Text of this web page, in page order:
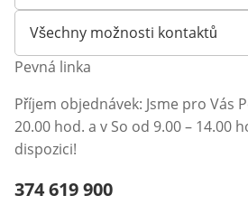
Všechny možnosti kontaktů
Pevná linka
Příjem objednávek: Jsme pro Vás
20.00 hod. a v So od 9.00 – 14.00
dispozici!
Telefonní číslo:
374 619 900